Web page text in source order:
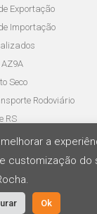
Exportação
Importação
AZ9A
Seco
Rodoviário
RS
a
do
Ok